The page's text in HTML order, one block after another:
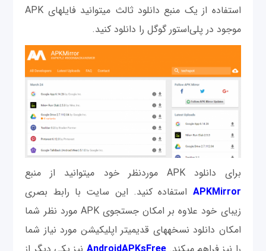
استفاده از یک منبع دانلود ثالث می‎توانید فایل‎های APK
موجود در پلی‌استور گوگل را دانلود كنيد.
برای دانلود APK موردنظر خود می‎توانید از منبع
APKMirror استفاده کنید. این سایت با رابط بصری
زیبای خود علاوه بر امکان جستجوی APK مورد نظر شما
امکان دانلود نسخه‎های قدیمی‎تر اپلیکیشن مورد نیاز شما